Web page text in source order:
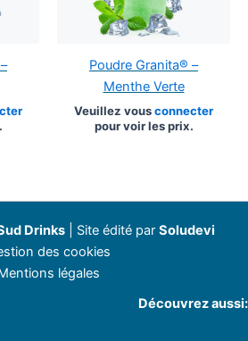
Poudre Granita® –
Menthe Verte
Veuillez vousconnecter
pour voir les prix.
Drinks | Site édité par Soludevi
des cookies
légales
Découvrez aussi: